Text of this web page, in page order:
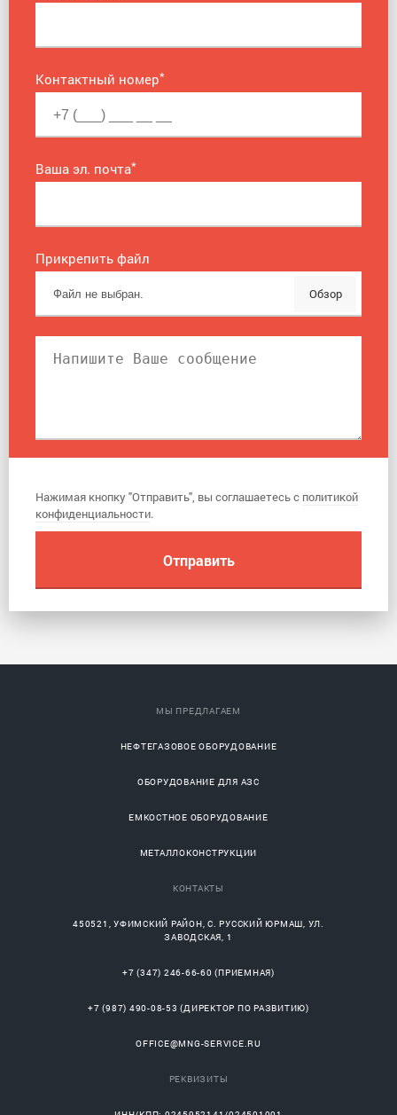
Контактный номер*
Ваша эл. почта*
Прикрепить файл
Обзор
Нажимая кнопку "Отправить", вы соглашаетесь с политикой
конфиденциальности.
МЫ ПРЕДЛАГАЕМ
НЕФТЕГАЗОВОЕ ОБОРУДОВАНИЕ
ОБОРУДОВАНИЕ ДЛЯ АЗС
ЕМКОСТНОЕ ОБОРУДОВАНИЕ
МЕТАЛЛОКОНСТРУКЦИИ
КОНТАКТЫ
450521 ,УФИМСКИЙ РАЙОН, С.РУССКИЙ ЮРМАШ, УЛ.
ЗАВОДСКАЯ, 1
+7 (347) 246-66-60 (ПРИЕМНАЯ)
+7 (987) 490-08-53 (ДИРЕКТОР ПО РАЗВИТИЮ)
OFFICE@MNG-SERVICE.RU
РЕКВИЗИТЫ